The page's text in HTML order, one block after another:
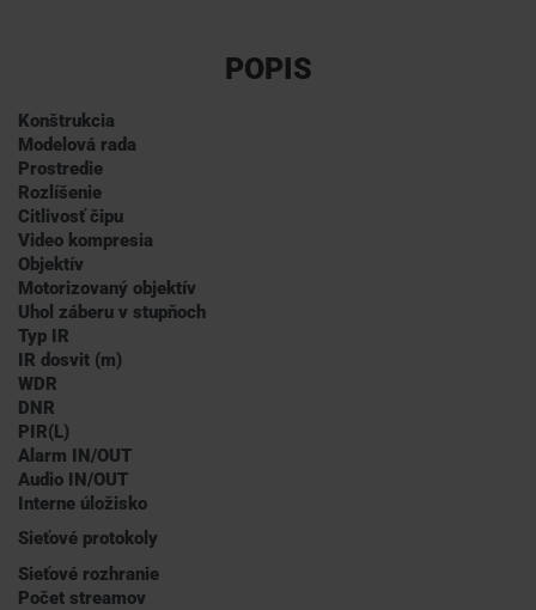
POPIS
Konštrukcia
Modelová rada
Prostredie
Rozlíšenie
Citlivosť čipu
Video kompresia
Objektív
Motorizovaný objektív
Uhol záberu v stupňoch
Typ IR
IR dosvit (m)
WDR
DNR
PIR(L)
Alarm IN/OUT
Audio IN/OUT
Interne úložisko
Sieťové protokoly
Sieťové rozhranie
Počet streamov